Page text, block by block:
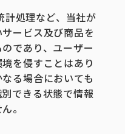
処理など、当社が
ービス及び商品を
であり、ユーザー
を侵すことはあり
る場合においても
できる状態で情報
。